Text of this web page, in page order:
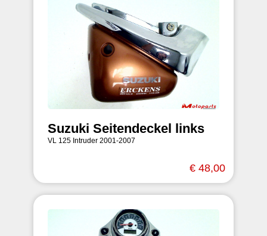
Suzuki Seitendeckel links
VL 125 Intruder 2001-2007
€ 48,00